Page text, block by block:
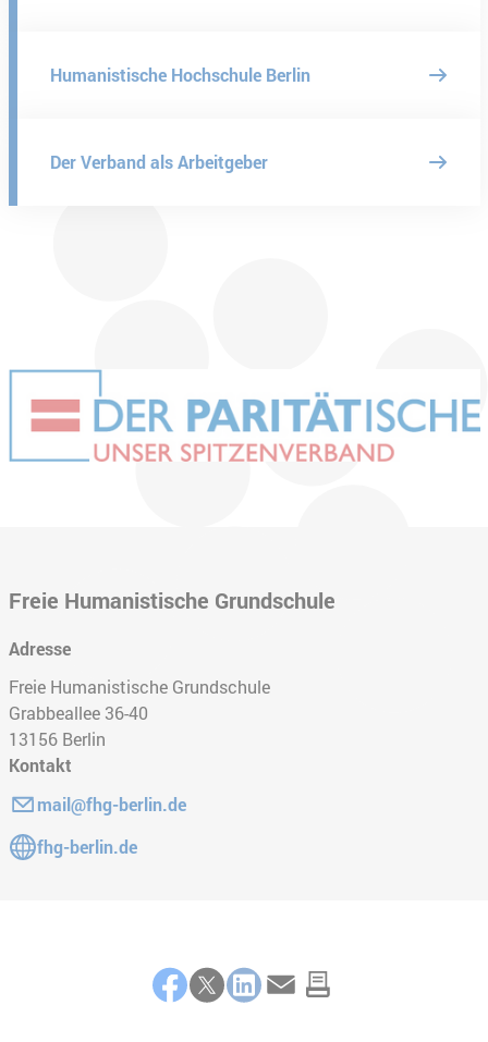
Humanistische Hochschule Berlin
Der Verband als Arbeitgeber
Freie Humanistische Grundschule
Adresse
Freie Humanistische Grundschule
Grabbeallee 36-40
13156 Berlin
Kontakt
E-Mail:mail@fhg-berlin.de
Gehe zur Website:
fhg-berlin.de